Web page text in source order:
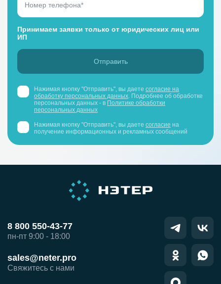
Принимаем заявки только от юридических лиц или
ИП
Нажимая кнопку "Отправить", вы даете согласие на
обработку персональных данных. Подробнее об обработке
персональных данных - в Политике обработки
персональных данных
Нажимая кнопку "Отправить", вы даете согласие на
получение информационных и рекламных сообщений
8 800 550-43-77
пн-пт 9:00 - 18:00
sales@neter.pro
Свяжитесь с нами